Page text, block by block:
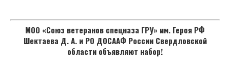
МОО «Союз ветеранов спецназа ГРУ» им. Героя РФ
Шектаева Д. А. и РО ДОСААФ России Свердловской
области объявляют набор!